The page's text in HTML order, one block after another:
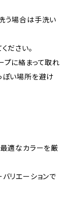
う場合は手洗い
ださい。
プに絡まって取れ
ぽい場所を避け
最適なカラーを厳
リエーションで